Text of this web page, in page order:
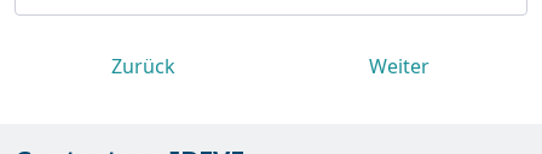
Zurück Weiter